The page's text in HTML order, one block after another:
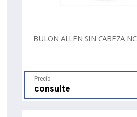
BULON ALLEN SIN CABEZA NC
Precio
consulte